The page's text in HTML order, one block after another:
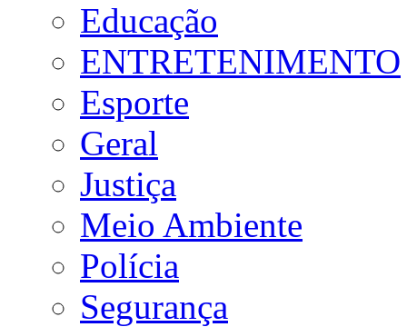
Educação
ENTRETENIMENTO
Esporte
Geral
Justiça
Meio Ambiente
Polícia
Segurança